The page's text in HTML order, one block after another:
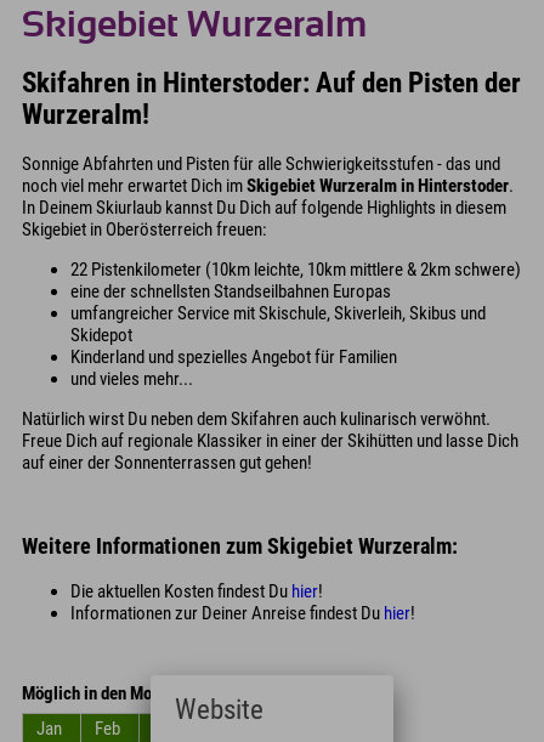
Skigebiet Wurzeralm
Skifahren in Hinterstoder: Auf den Pisten der
Wurzeralm!
Sonnige Abfahrten und Pisten für alle Schwierigkeitsstufen - das und
noch viel mehr erwartet Dich imSkigebiet Wurzeralm in Hinterstoder.
In Deinem Skiurlaub kannst Du Dich auf folgende Highlights in diesem
Skigebiet in Oberösterreich freuen:
22 Pistenkilometer (10km leichte, 10km mittlere & 2km schwere)
eine der schnellsten Standseilbahnen Europas
umfangreicher Service mit Skischule, Skiverleih, Skibus und
Skidepot
Kinderland und spezielles Angebot für Familien
und vieles mehr...
Natürlich wirst Du neben dem Skifahren auch kulinarisch verwöhnt.
Freue Dich auf regionale Klassiker in einer der Skihütten und lasse Dich
auf einer der Sonnenterrassen gut gehen!
Weitere Informationen zum Skigebiet Wurzeralm:
Die aktuellen Kosten findest Du hier!
Informationen zur Deiner Anreise findest Du hier!
Möglich in den Monaten
Jan
Feb
Website